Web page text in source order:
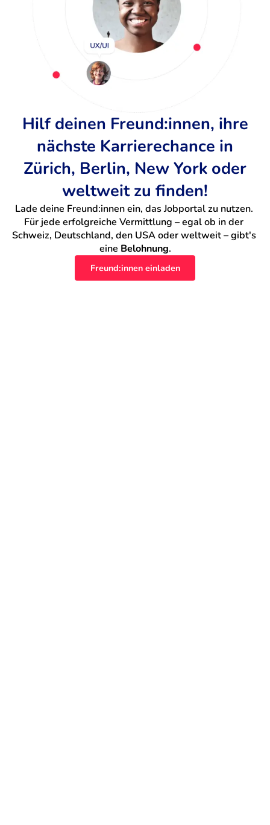
Hilf deinen Freund:innen, ihre
nächste Karrierechance in
Zürich, Berlin, New York oder
weltweit zu finden!
Lade deine Freund:innen ein, das Jobportal zu nutzen.
Für jede erfolgreiche Vermittlung – egal ob in der
Schweiz, Deutschland, den USA oder weltweit – gibt's
eine Belohnung.
Freund:innen einladen